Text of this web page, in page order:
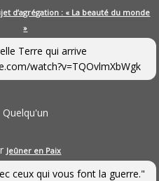
d’agrégation : « La beauté du monde
»
Terre qui arrive
watch?v=TQOvlmXbWgk
Quelqu'un
Jeûner en Paix
ceux qui vous font la guerre."